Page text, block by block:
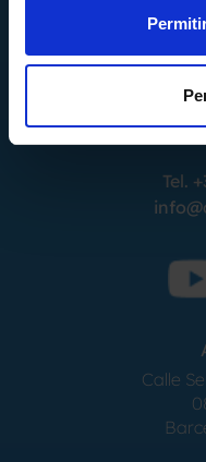
Tel.
Calle